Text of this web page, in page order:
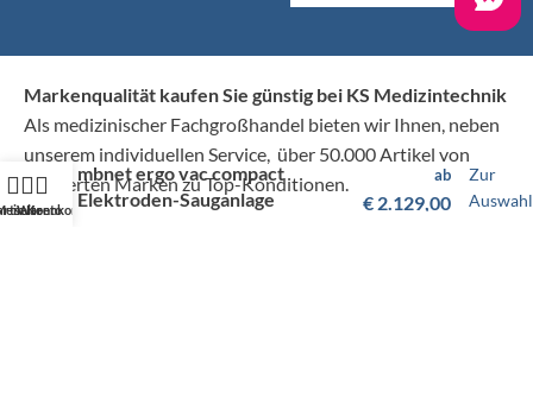
Markenqualität kaufen Sie günstig bei KS Medizintechnik
Als medizinischer Fachgroßhandel bieten wir Ihnen, neben
unserem individuellen Service, über 50.000 Artikel von
hunderten Marken zu Top-Konditionen.
Konto
Warenkorb
mbnet ergo vac compact
Elektroden-Sauganlage
ab
€ 2.129,00
Zur
Auswahl